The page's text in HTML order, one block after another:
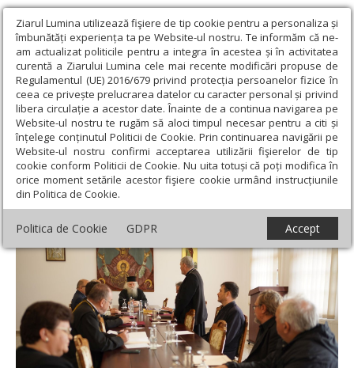
Ziarul Lumina utilizează fişiere de tip cookie pentru a personaliza și
îmbunătăți experiența ta pe Website-ul nostru. Te informăm că ne-
am actualizat politicile pentru a integra în acestea și în activitatea
curentă a Ziarului Lumina cele mai recente modificări propuse de
Regulamentul (UE) 2016/679 privind protecția persoanelor fizice în
ceea ce privește prelucrarea datelor cu caracter personal și privind
libera circulație a acestor date. Înainte de a continua navigarea pe
Website-ul nostru te rugăm să aloci timpul necesar pentru a citi și
înțelege conținutul Politicii de Cookie. Prin continuarea navigării pe
Website-ul nostru confirmi acceptarea utilizării fişierelor de tip
cookie conform Politicii de Cookie. Nu uita totuși că poți modifica în
orice moment setările acestor fişiere cookie urmând instrucțiunile
din Politica de Cookie.
Politica de Cookie GDPR Accept
Ziarul Lumina › Actualitate religioasă › Știri › Simpozionul
„Moștenirea rareşiană” la Mănăstirea Probota
Simpozionul „Moștenirea rareşiană” la
Mănăstirea Probota